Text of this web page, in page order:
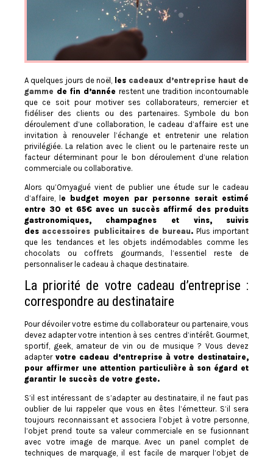
A quelques jours de noël, les cadeaux d’entreprise haut de
gamme de fin d’annéerestent une tradition incontournable
que ce soit pour motiver ses collaborateurs, remercier et
fidéliser des clients ou des partenaires. Symbole du bon
déroulement d’une collaboration, le cadeau d’affaire est une
invitation à renouveler l’échange et entretenir une relation
privilégiée. La relation avec le client ou le partenaire reste un
facteur déterminant pour le bon déroulement d’une relation
commerciale ou collaborative.
Alors qu’Omyagué vient de publier une étude sur le cadeau
d’affaire, le budget moyen par personne serait estimé
entre 30 et 65€ avec un succès affirmé des produits
gastronomiques, champagnes et vins, suivis
desaccessoires publicitaires de bureau. Plus important
que les tendances et les objets indémodables comme les
chocolats ou coffrets gourmands, l’essentiel reste de
personnaliser le cadeau à chaque destinataire.
La priorité de votre cadeau d’entreprise :
correspondre au destinataire
Pour dévoiler votre estime du collaborateur ou partenaire, vous
devez adapter votre intention à ses centres d’intérêt. Gourmet,
sportif, geek, amateur de vin ou de musique ? Vous devez
adaptervotre cadeau d’entreprise à votre destinataire,
pour affirmer une attention particulière à son égard et
garantir le succès de votre geste.
S’il est intéressant de s’adapter au destinataire, il ne faut pas
oublier de lui rappeler que vous en êtes l’émetteur. S’il sera
toujours reconnaissant et associera l’objet à votre personne,
l’objet prend toute sa valeur commerciale en se fusionnant
avec votre image de marque. Avec un panel complet de
techniques de marquage, il est facile de marquer l’objet de